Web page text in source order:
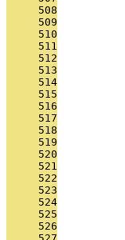
     508
     509
     510
     511
     512
     513
     514
     515
     516
     517
     518
     519
     520
     521
     522
     523
     524
     525
     526